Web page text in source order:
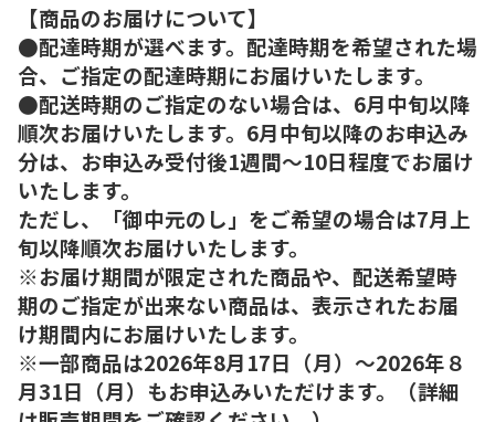
【商品のお届けについて】
●配達時期が選べます。配達時期を希望された場
合、ご指定の配達時期にお届けいたします。
●配送時期のご指定のない場合は、6月中旬以降
順次お届けいたします。6月中旬以降のお申込み
分は、お申込み受付後1週間～10日程度でお届け
いたします。
ただし、「御中元のし」をご希望の場合は7月上
旬以降順次お届けいたします。
※お届け期間が限定された商品や、配送希望時
期のご指定が出来ない商品は、表示されたお届
け期間内にお届けいたします。
※一部商品は2026年8月17日（月）～2026年８
月31日（月）もお申込みいただけます。（詳細